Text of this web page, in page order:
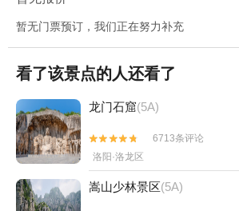
暂无门票预订，我们正在努力补充
看了该景点的人还看了
龙门石窟(5A)


6713条评论
洛阳·洛龙区
嵩山少林景区(5A)